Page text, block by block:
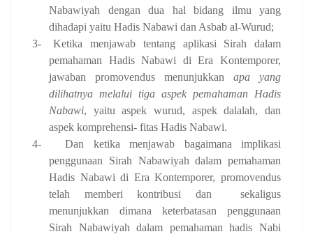
Nabawiyah dengan dua hal bidang ilmu yang
dihadapi yaitu Hadis Nabawi dan Asbab al-Wurud;
3-
Ketika menjawab tentang aplikasi Sirah dalam
pemahaman Hadis Nabawi di Era Kontemporer,
jawaban promovendus menunjukkan apa yang
dilihatnya melalui tiga aspek pemahaman Hadis
Nabawi, yaitu aspek wurud, aspek dalalah, dan
aspek komprehensi- fitas Hadis Nabawi.
4-
Dan ketika menjawab bagaimana implikasi
penggunaan Sirah Nabawiyah dalam pemahaman
Hadis Nabawi di Era Kontemporer, promovendus
telah memberi kontribusi dan
sekaligus
menunjukkan dimana keterbatasan penggunaan
Sirah Nabawiyah dalam pemahaman hadis Nabi